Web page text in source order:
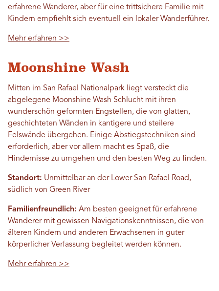
erfahrene Wanderer, aber für eine trittsichere Familie mit
Kindern empfiehlt sich eventuell ein lokaler Wanderführer.
Mehr erfahren >>
Moonshine Wash
Mitten im San Rafael Nationalpark liegt versteckt die
abgelegene Moonshine Wash Schlucht mit ihren
wunderschön geformten Engstellen, die von glatten,
geschichteten Wänden in kantigere und steilere
Felswände übergehen. Einige Abstiegstechniken sind
erforderlich, aber vor allem macht es Spaß, die
Hindernisse zu umgehen und den besten Weg zu finden.
Standort: Unmittelbar an der Lower San Rafael Road,
südlich von Green River
Familienfreundlich: Am besten geeignet für erfahrene
Wanderer mit gewissen Navigationskenntnissen, die von
älteren Kindern und anderen Erwachsenen in guter
körperlicher Verfassung begleitet werden können.
Mehr erfahren >>